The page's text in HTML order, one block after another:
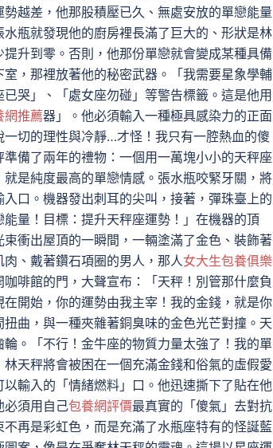
越差，他那股積壓已久、無處安放的單戀能量
瓶就發現他的廚房裡長滿了巨大的、形狀是林
升到零。否則，他那份單戀就會變成某種具備
，那裡放著他的秘密武器。「我需要星象學輔
哭」、「處女座勿碰」等警告標籤。這是他用
網推薦器」。他必須輸入一種極具感染力的正面
切的理性與冷靜…才怪！我只有一腔熱血的傻
備了兩年的禮物：一個用一萬塊小小的天秤座
是純度最高的單戀情感。張水瓶咬緊牙關，將
口。機器發出刺耳的尖叫，接著，彈珠臺上的
量！目標：提升天秤座運勢！」在機器的頂
衝出屋頂的一瞬間，一輛塗滿了金色、裝飾著
、戴著鑽石項圈的男人，那人女大生包養俱樂
啡館的門，大聲宣布：「天秤！別管那什麼負
開始，你的運勢由我主宰！我的金錢，就是你
曲，與一種夾雜著銅臭味的金色光芒對撞。天
。「不行！金牛座的物質力量太強了！我的單
天秤將會被困在一個充滿金錢和俗氣的虛假愛
輸入的「情緒燃料」口。他迅速撕下了貼在他
必須用自己包養網評價最真實的「傻氣」去對抗
再是彩虹色，而是充滿了水瓶座特有的怪誕藍